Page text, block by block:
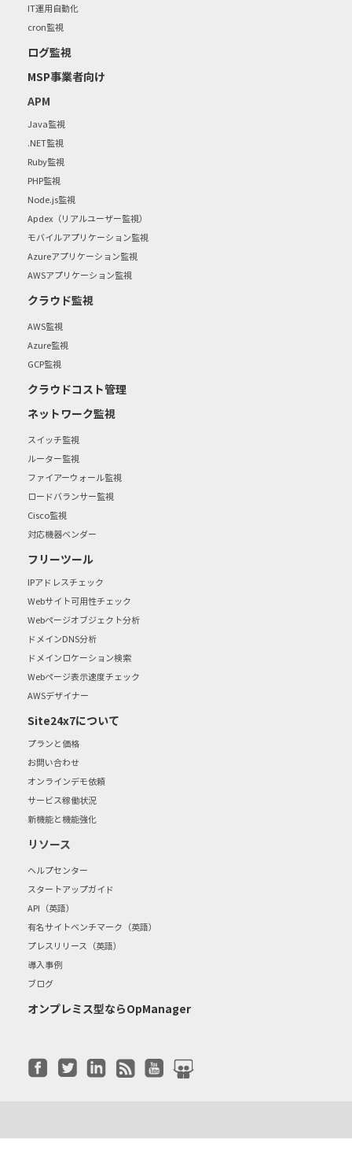
IT運用自動化
cron監視
ログ監視
MSP事業者向け
APM
Java監視
.NET監視
Ruby監視
PHP監視
Node.js監視
Apdex（リアルユーザー監視）
モバイルアプリケーション監視
Azureアプリケーション監視
AWSアプリケーション監視
クラウド監視
AWS監視
Azure監視
GCP監視
クラウドコスト管理
ネットワーク監視
スイッチ監視
ルーター監視
ファイアーウォール監視
ロードバランサー監視
Cisco監視
対応機器ベンダー
フリーツール
IPアドレスチェック
Webサイト可用性チェック
Webページオブジェクト分析
ドメインDNS分析
ドメインロケーション検索
Webページ表示速度チェック
AWSデザイナー
Site24x7について
プランと価格
お問い合わせ
オンラインデモ依頼
サービス稼働状況
新機能と機能強化
リソース
ヘルプセンター
スタートアップガイド
API（英語）
有名サイトベンチマーク（英語）
プレスリリース（英語）
導入事例
ブログ
オンプレミス型ならOpManager